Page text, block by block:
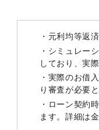
・元利均等返
・シミュレー
しており、実
・実際のお借
り審査が必要
・ローン契約
ます。詳細は